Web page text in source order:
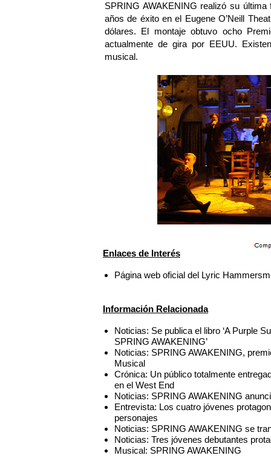
SPRING AWAKENING realizó su
años de éxito en el Eugene O’Neill
dólares. El montaje obtuvo ocho
actualmente de gira por EEUU.
musical.
Enlaces de Interés
Página web oficial del Lyric
Información Relacionada
Noticias: Se publica el libro ‘A Purple
SPRING AWAKENING’
Noticias: SPRING AWAKENING,
Musical
Crónica: Un público totalmente
en el West End
Noticias: SPRING AWAKENING
Entrevista: Los cuatro jóvenes
personajes
Noticias: SPRING AWAKENING se
Noticias: Tres jóvenes debutantes
Musical: SPRING AWAKENING